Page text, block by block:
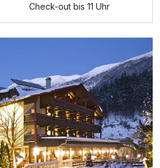
p.P. ab1.029,00 €
Check-out bis 11 Uhr